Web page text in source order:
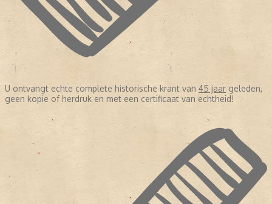
U ontvangt echte complete historische krant van 45 jaar geleden,
geen kopie of herdruk en met een certificaat van echtheid!